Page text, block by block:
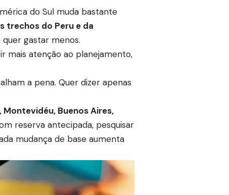
do Sul muda bastante
trechos do Peru e da
gastar menos.
mais atenção ao planejamento,
a pena. Quer dizer apenas
Montevidéu, Buenos Aires,
reserva antecipada, pesquisar
mudança de base aumenta